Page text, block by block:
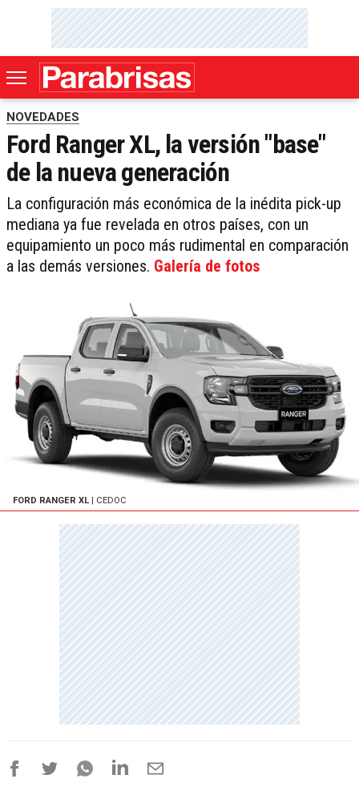
NOVEDADES
Ford Ranger XL, la versión "base"
de la nueva generación
La configuración más económica de la inédita pick-up
mediana ya fue revelada en otros países, con un
equipamiento un poco más rudimental en comparación
a las demás versiones. Galería de fotos
FORD RANGER XL | CEDOC